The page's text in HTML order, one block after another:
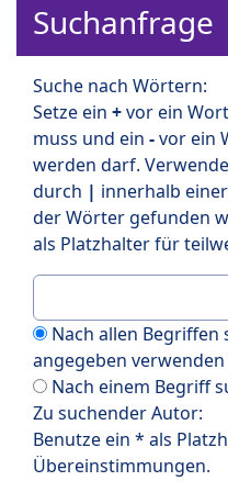
Suchanfrage
Suche nach Wörtern:
Setze ein +vor ein
muss und ein -vor ein
werden darf.
durch | innerhalb
der Wörter gefunden
als Platzhalter für
Nach allen Begriffen
angegeben verwenden
Nach einem Begriff
Zu suchender Autor:
Benutze ein * als
Übereinstimmungen.